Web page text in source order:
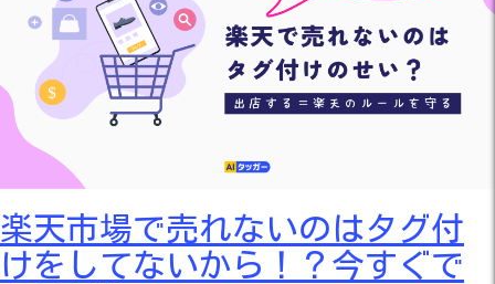
楽天市場で売れないのはタグ付
けをしてないから！？今すぐで